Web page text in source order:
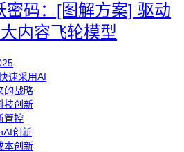
速采用AI
的战略
技创新
管控
创新
本创新
密码：[图解方案] 驱动
内容飞轮模型